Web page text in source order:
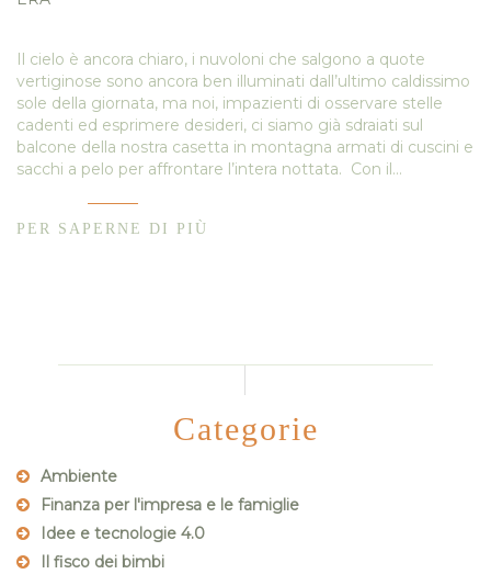
Il cielo è ancora chiaro, i nuvoloni che salgono a quote
vertiginose sono ancora ben illuminati dall’ultimo caldissimo
sole della giornata, ma noi, impazienti di osservare stelle
cadenti ed esprimere desideri, ci siamo già sdraiati sul
balcone della nostra casetta in montagna armati di cuscini e
sacchi a pelo per affrontare l’intera nottata. Con il…
PER SAPERNE DI PIÙ
Categorie
Ambiente
Finanza per l'impresa e le famiglie
Idee e tecnologie 4.0
Il fisco dei bimbi